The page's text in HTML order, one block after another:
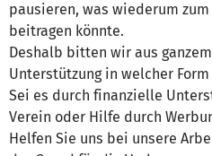
pausieren, was wiederum
beitragen könnte.
Deshalb bitten wir aus
Unterstützung in welcher
Sei es durch finanzielle
Verein oder Hilfe durch
Helfen Sie uns bei unsere